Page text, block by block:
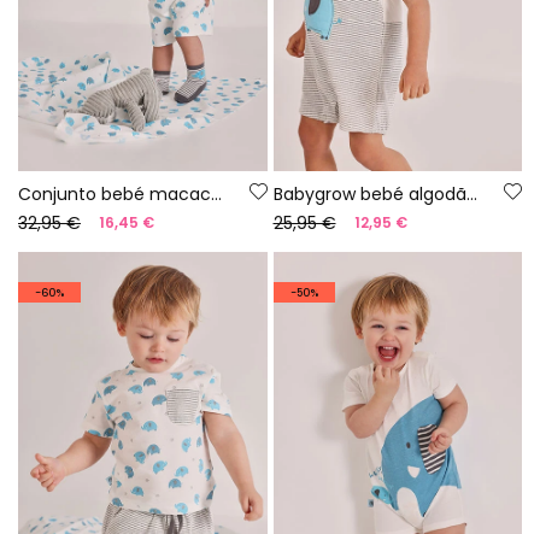
Conjunto bebé macacão estampado algodão
32,95 €
16,45 €
Babygrow bebé algodão cinza branco
25,95 €
12,95 €
-60% -50%